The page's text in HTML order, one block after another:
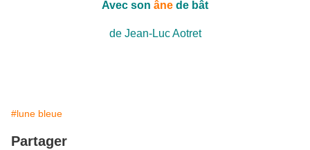
Avec son âne de bât
de Jean-Luc Aotret
#lune bleue
Partager